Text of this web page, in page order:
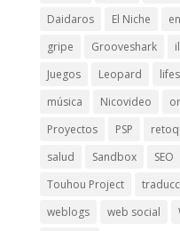
Daidaros
El Niche
gripe
Grooveshark
Juegos
Leopard
música
Nicovideo
Proyectos
PSP
salud
Sandbox SEO
Touhou Project
weblogs
web social